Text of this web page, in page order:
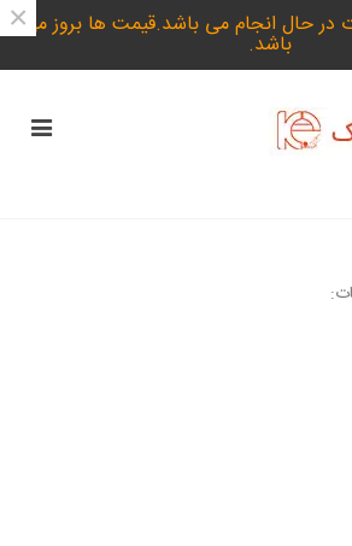
در حال انجام می باشد.قیمت ها بروز می
باشد.
×